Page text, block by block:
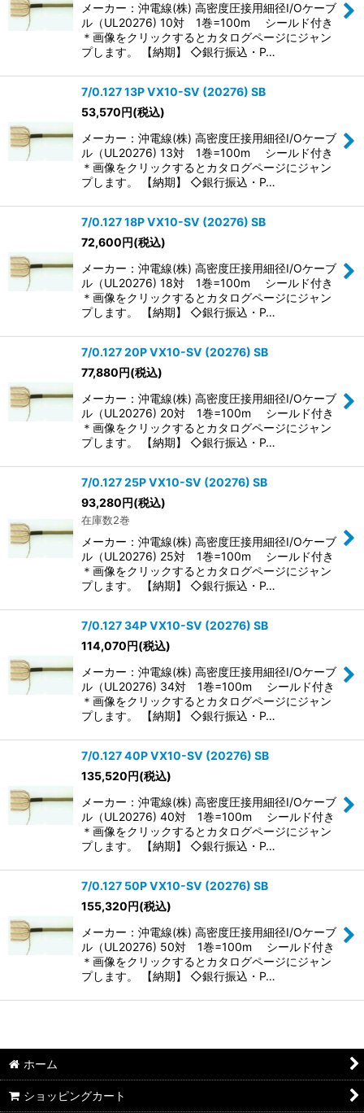
メーカー：沖電線(株) 高密度圧接用細径I/Oケーブ
ル（UL20276) 10対 1巻=100m シールド付き
＊画像をクリックするとカタログページにジャン
プします。 【納期】 ◇銀行振込・P…
7/0.127 13P VX10-SV (20276) SB
53,570円(税込)
メーカー：沖電線(株) 高密度圧接用細径I/Oケーブ
ル（UL20276) 13対 1巻=100m シールド付き
＊画像をクリックするとカタログページにジャン
プします。 【納期】 ◇銀行振込・P…
7/0.127 18P VX10-SV (20276) SB
72,600円(税込)
メーカー：沖電線(株) 高密度圧接用細径I/Oケーブ
ル（UL20276) 18対 1巻=100m シールド付き
＊画像をクリックするとカタログページにジャン
プします。 【納期】 ◇銀行振込・P…
7/0.127 20P VX10-SV (20276) SB
77,880円(税込)
メーカー：沖電線(株) 高密度圧接用細径I/Oケーブ
ル（UL20276) 20対 1巻=100m シールド付き
＊画像をクリックするとカタログページにジャン
プします。 【納期】 ◇銀行振込・P…
7/0.127 25P VX10-SV (20276) SB
93,280円(税込)
在庫数2巻
メーカー：沖電線(株) 高密度圧接用細径I/Oケーブ
ル（UL20276) 25対 1巻=100m シールド付き
＊画像をクリックするとカタログページにジャン
プします。 【納期】 ◇銀行振込・P…
7/0.127 34P VX10-SV (20276) SB
114,070円(税込)
メーカー：沖電線(株) 高密度圧接用細径I/Oケーブ
ル（UL20276) 34対 1巻=100m シールド付き
＊画像をクリックするとカタログページにジャン
プします。 【納期】 ◇銀行振込・P…
7/0.127 40P VX10-SV (20276) SB
135,520円(税込)
メーカー：沖電線(株) 高密度圧接用細径I/Oケーブ
ル（UL20276) 40対 1巻=100m シールド付き
＊画像をクリックするとカタログページにジャン
プします。 【納期】 ◇銀行振込・P…
7/0.127 50P VX10-SV (20276) SB
155,320円(税込)
メーカー：沖電線(株) 高密度圧接用細径I/Oケーブ
ル（UL20276) 50対 1巻=100m シールド付き
＊画像をクリックするとカタログページにジャン
プします。 【納期】 ◇銀行振込・P…
ホーム
ショッピングカート